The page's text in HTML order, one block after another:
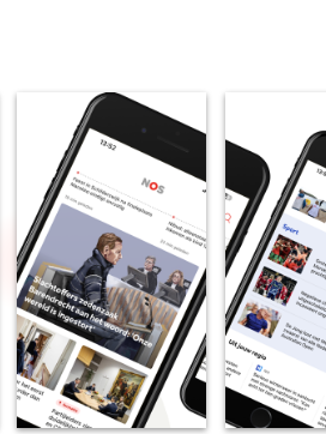
je iPhone en iPad. Voor jou is de NOS
van nos.nl snel naar je mobiel en
nieuws, sport, weer en live tv.
Stichting is een app voor
met iOS versie 17.0 of hoger,
gebruikers met leeftijden vanaf12 jaar.
laatst vergeleken op 8 Aug om